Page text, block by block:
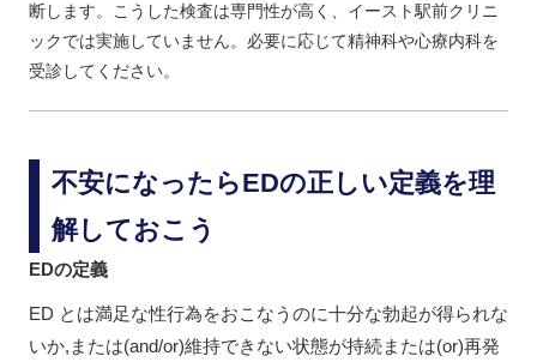
断します。こうした検査は専門性が高く、イースト駅前クリニ
ックでは実施していません。必要に応じて精神科や心療内科を
受診してください。
不安になったらEDの正しい定義を理
解しておこう
EDの定義
ED とは満足な性行為をおこなうのに十分な勃起が得られな
いか,または(and/or)維持できない状態が持続または(or)再発